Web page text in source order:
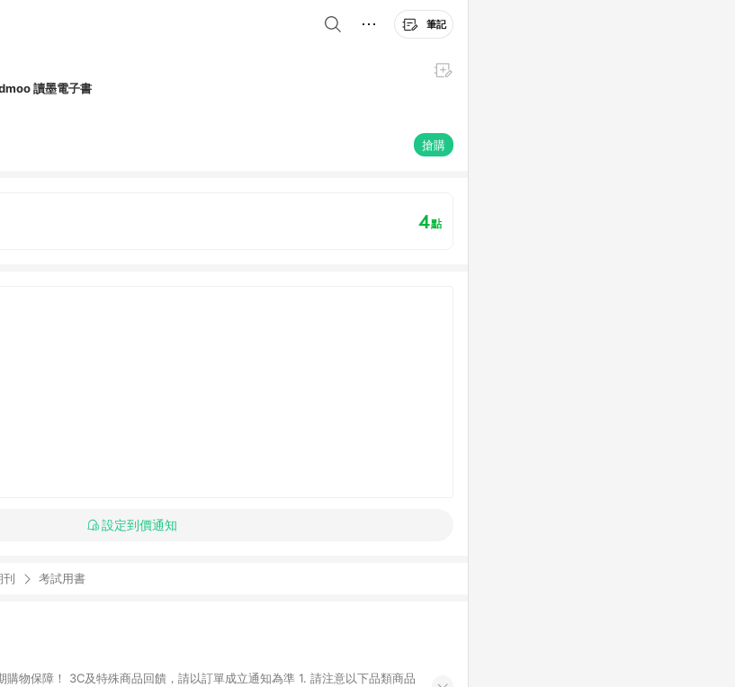
筆記
讀墨電子書
搶購
4點
設定到價通知
刊 考試用書
3C及特殊商品回饋，請以訂單成立通知為準 1. 請注意以下品類商品